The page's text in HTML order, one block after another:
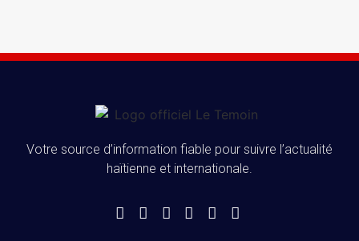
Votre source d’information fiable pour suivre l’actualité
haïtienne et internationale.